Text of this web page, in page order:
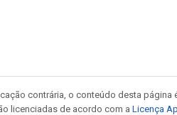
contrária, o conteúdo desta página
licenciadas de acordo com a Licença